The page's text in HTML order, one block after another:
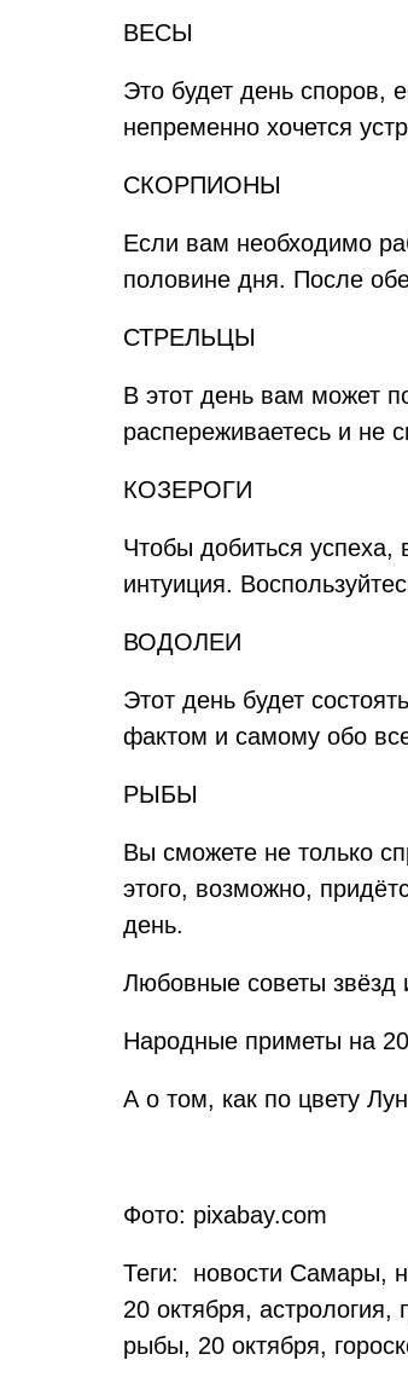
ВЕСЫ
Это будет день споров,
непременно хочется
СКОРПИОНЫ
Если вам необходимо
половине дня. После
СТРЕЛЬЦЫ
В этот день вам может
распереживаетесь и не
КОЗЕРОГИ
Чтобы добиться успеха,
интуиция.
ВОДОЛЕИ
Этот день будет
фактом и самому обо
РЫБЫ
Вы сможете не только
этого, возможно,
день.
Любовные советы звёзд
Народные приметы на 20
А о том, как по цвету
Фото: pixabay.com
Теги: новости Самары,
20 октября,
рыбы, 20 октября,